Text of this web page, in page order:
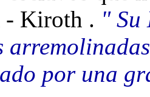
- Kiroth . " Su
por una